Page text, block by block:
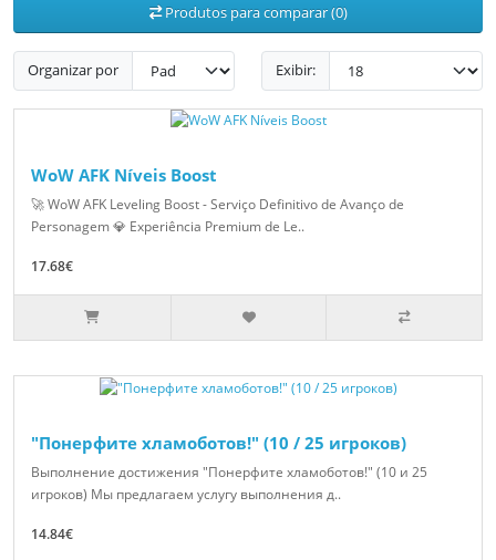
Produtos para comparar (0)
Organizar por Exibir:
WoW AFK Níveis Boost
🚀 WoW AFK Leveling Boost - Serviço Definitivo de Avanço de
Personagem 💎 Experiência Premium de Le..
17.68€
"Понерфите хламоботов!" (10 / 25 игроков)
Выполнение достижения "Понерфите хламоботов!" (10 и 25
игроков) Мы предлагаем услугу выполнения д..
14.84€